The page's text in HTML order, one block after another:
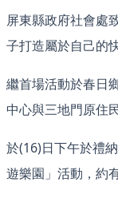
屏東縣政府社會處
子打造屬於自己的
繼首場活動於春日
中心與三地門原住
於(16)日下午於禮
遊樂園」活動，約